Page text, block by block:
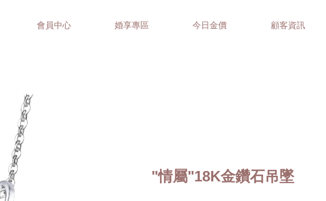
會員中心 婚享專區 今日金價 顧客資訊
"情屬"18K金鑽石吊墜